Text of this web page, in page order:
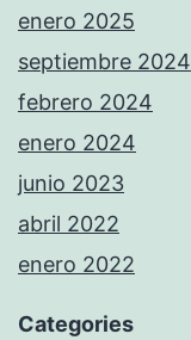
enero 2025
septiembre 2024
febrero 2024
enero 2024
junio 2023
abril 2022
enero 2022
Categories